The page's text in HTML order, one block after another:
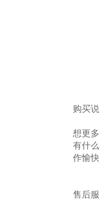
购买
想更
有什
作愉
售后